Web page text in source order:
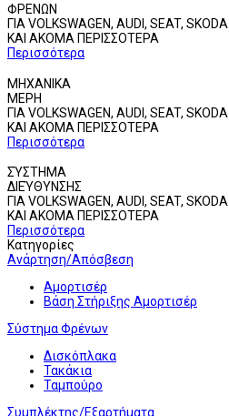
ΦΡΕΝΩΝ
ΓΙΑ VOLKSWAGEN, AUDI, SEAT, SKODA
ΚΑΙ ΑΚΟΜΑ ΠΕΡΙΣΣΟΤΕΡΑ
Περισσότερα
ΜΗΧΑΝΙΚΑ
ΜΕΡΗ
ΓΙΑ VOLKSWAGEN, AUDI, SEAT, SKODA
ΚΑΙ ΑΚΟΜΑ ΠΕΡΙΣΣΟΤΕΡΑ
Περισσότερα
ΣΎΣΤΗΜΑ
ΔΙΕΎΘΥΝΣΗΣ
ΓΙΑ VOLKSWAGEN, AUDI, SEAT, SKODA
ΚΑΙ ΑΚΟΜΑ ΠΕΡΙΣΣΟΤΕΡΑ
Περισσότερα
Κατηγορίες
Ανάρτηση/Απόσβεση
Αμορτισέρ
Βάση Στήριξης Αμορτισέρ
Σύστημα Φρένων
Δισκόπλακα
Τακάκια
Ταμπούρο
Συμπλέκτης/Εξαρτήματα